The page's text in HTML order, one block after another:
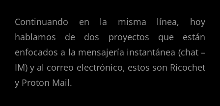
Continuando en la misma línea, hoy
hablamos de dos proyectos que están
enfocados a la mensajería instantánea (chat –
IM) y al correo electrónico, estos son Ricochet
y Proton Mail.